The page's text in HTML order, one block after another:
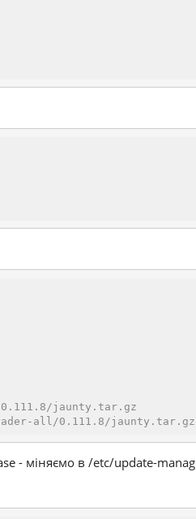
jaunty.tar.gz
all/0.111.8/
- міняємо в /etc/update-